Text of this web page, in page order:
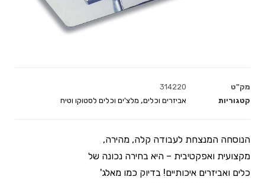
מק"ט
314220
קטגוריות
אביזרים וכלים, מלצ'ים וכלים לסטוקו וטיח
הנוסחה המנצחת לעבודה קלה, מהירה,
מקצועית ואפקטיבית – היא בחירה נכונה של
כלים ואביזרים איכותיים! בדיוק כמו מאלג'